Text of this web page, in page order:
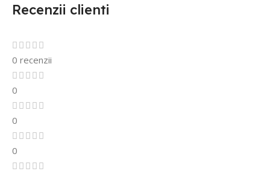
Recenzii clienti
0 recenzii
0
0
0